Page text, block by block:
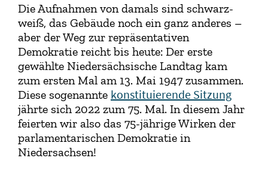
Die Aufnahmen von damals sind schwarz-
weiß, das Gebäude noch ein ganz anderes –
aber der Weg zur repräsentativen
Demokratie reicht bis heute: Der erste
gewählte Niedersächsische Landtag kam
zum ersten Mal am 13. Mai 1947 zusammen.
Diese sogenannte konstituierende Sitzung
jährte sich 2022 zum 75. Mal. In diesem Jahr
feierten wir also das 75-jährige Wirken der
parlamentarischen Demokratie in
Niedersachsen!